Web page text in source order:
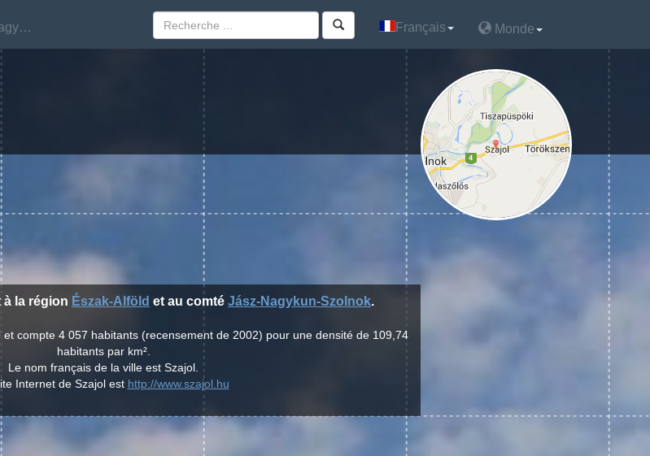
Jász-Nagykun-Szolnok Français Monde
à la région Észak-Alföld et au comté Jász-Nagykun-Szolnok.
compte 4 057 habitants (recensement de 2002) pour une densité de 109,74
habitants par km².
Le nom français de la ville est Szajol.
Internet de Szajol est http://www.szajol.hu
Jász-Nagykun-Szolnok Français Monde